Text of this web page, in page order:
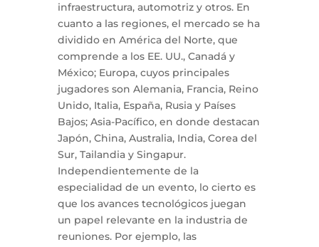
infraestructura, automotriz y otros. En
cuanto a las regiones, el mercado se ha
dividido en América del Norte, que
comprende a los EE. UU., Canadá y
México; Europa, cuyos principales
jugadores son Alemania, Francia, Reino
Unido, Italia, España, Rusia y Países
Bajos; Asia-Pacífico, en donde destacan
Japón, China, Australia, India, Corea del
Sur, Tailandia y Singapur.
Independientemente de la
especialidad de un evento, lo cierto es
que los avances tecnológicos juegan
un papel relevante en la industria de
reuniones. Por ejemplo, las